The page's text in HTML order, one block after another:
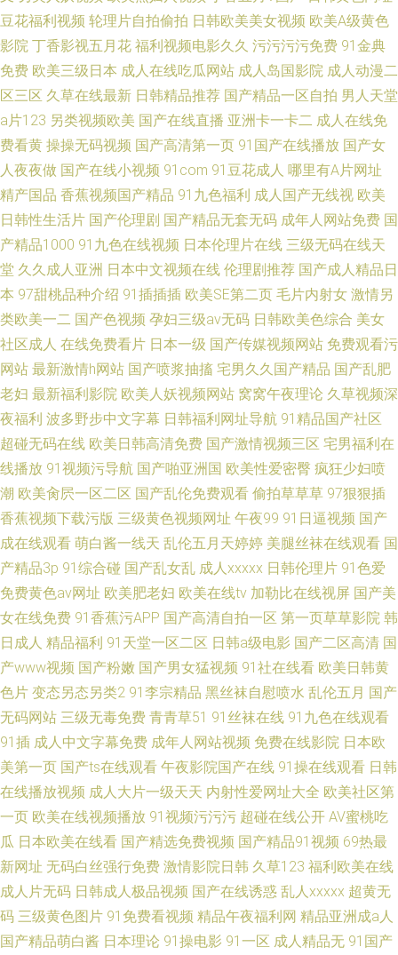
豆花福利视频 轮理片自拍偷拍 日韩欧美美女视频 欧美A级黄色
影院 丁香影视五月花 福利视频电影久久 污污污污免费 91金典
免费 欧美三级日本 成人在线吃瓜网站 成人岛国影院 成人动漫二
区三区 久草在线最新 日韩精品推荐 国产精品一区自拍 男人天堂
a片123 另类视频欧美 国产在线直播 亚洲卡一卡二 成人在线免
费看黄 操操无码视频 国产高清第一页 91国产在线播放 国产女
人夜夜做 国产在线小视频 91com 91豆花成人 哪里有A片网址
精产国品 香蕉视频国产精品 91九色福利 成人国产无线视 欧美
日韩性生活片 国产伦理剧 国产精品无套无码 成年人网站免费 国
产精品1000 91九色在线视频 日本伦理片在线 三级无码在线天
堂 久久成人亚洲 日本中文视频在线 伦理剧推荐 国产成人精品日
本 97甜桃品种介绍 91插插插 欧美SE第二页 毛片内射女 激情另
类欧美一二 国产色视频 孕妇三级av无码 日韩欧美色综合 美女
社区成人 在线免费看片 日本一级 国产传媒视频网站 免费观看污
网站 最新激情h网站 国产喷浆抽搐 宅男久久国产精品 国产乱肥
老妇 最新福利影院 欧美人妖视频网站 窝窝午夜理论 久草视频深
夜福利 波多野步中文字幕 日韩福利网址导航 91精品国产社区
超碰无码在线 欧美日韩高清免费 国产激情视频三区 宅男福利在
线播放 91视频污导航 国产啪亚洲国 欧美性爱密臀 疯狂少妇喷
潮 欧美肏屄一区二区 国产乱伦免费观看 偷拍草草草 97狠狠插
香蕉视频下载污版 三级黄色视频网址 午夜99 91日逼视频 国产
成在线观看 萌白酱一线天 乱伦五月天婷婷 美腿丝袜在线观看 国
产精品3p 91综合碰 国产乱女乱 成人xxxxx 日韩伦理片 91色爱
免费黄色av网址 欧美肥老妇 欧美在线tv 加勒比在线视屏 国产美
女在线免费 91香蕉污APP 国产高清自拍一区 第一页草草影院 韩
日成人 精品福利 91天堂一区二区 日韩a级电影 国产二区高清 国
产www视频 国产粉嫩 国产男女猛视频 91社在线看 欧美日韩黄
色片 变态另态另类2 91李宗精品 黑丝袜自慰喷水 乱伦五月 国产
无码网站 三级无毒免费 青青草51 91丝袜在线 91九色在线观看
91插 成人中文字幕免费 成年人网站视频 免费在线影院 日本欧
美第一页 国产ts在线观看 午夜影院国产在线 91操在线观看 日韩
在线播放视频 成人大片一级天天 内射性爱网址大全 欧美社区第
一页 欧美在线视频播放 91视频污污污 超碰在线公开 AV蜜桃吃
瓜 日本欧美在线看 国产精选免费视频 国产精品91视频 69热最
新网址 无码白丝强行免费 激情影院日韩 久草123 福利欧美在线
成人片无码 日韩成人极品视频 国产在线诱惑 乱人xxxxx 超黄无
码 三级黄色图片 91免费看视频 精品午夜福利网 精品亚洲成a人
国产精品萌白酱 日本理论 91操电影 91一区 成人精品无 91国产